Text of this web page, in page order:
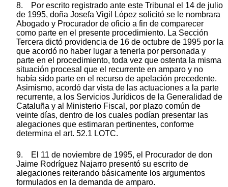
8. Por escrito registrado ante este Tribunal el 14 de julio
de 1995, doña Josefa Vigil López solicitó se le nombrara
Abogado y Procurador de oficio a fin de comparecer
como parte en el presente procedimiento. La Sección
Tercera dictó providencia de 16 de octubre de 1995 por la
que acordó no haber lugar a tenerla por personada y
parte en el procedimiento, toda vez que ostenta la misma
situación procesal que el recurrente en amparo y no
había sido parte en el recurso de apelación precedente.
Asimismo, acordó dar vista de las actuaciones a la parte
recurrente, a los Servicios Jurídicos de la Generalidad de
Cataluña y al Ministerio Fiscal, por plazo común de
veinte días, dentro de los cuales podían presentar las
alegaciones que estimaran pertinentes, conforme
determina el art. 52.1 LOTC.
9. El 11 de noviembre de 1995, el Procurador de don
Jaime Rodríguez Najarro presentó su escrito de
alegaciones reiterando básicamente los argumentos
formulados en la demanda de amparo.